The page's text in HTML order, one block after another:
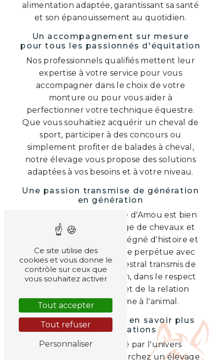
alimentation adaptée, garantissant sa santé
et son épanouissement au quotidien.
Un accompagnement sur mesure
pour tous les passionnés d'équitation
Nos professionnels qualifiés mettent leur
expertise à votre service pour vous
accompagner dans le choix de votre
monture ou pour vous aider à
perfectionner votre technique équestre.
Que vous souhaitiez acquérir un cheval de
sport, participer à des concours ou
simplement profiter de balades à cheval,
notre élevage vous propose des solutions
adaptées à vos besoins et à votre niveau.
Une passion transmise de génération
en génération
Les Destriers du Domaine d'Amou est bien
plus qu'un simple élevage de chevaux et
poneys, c'est un lieu imprégné d'histoire et
de tradition. Notre équipe perpétue avec
fierté un savoir-faire ancestral transmis de
génération en génération, dans le respect
des valeurs équestres et de la relation
unique qui lie l'homme à l'animal.
Contactez-nous pour en savoir plus
sur nos prestations
Si vous êtes passionné par l'univers
équestre et que vous cherchez un élevage
Ce site utilise des
cookies et vous donne le
contrôle sur ceux que
vous souhaitez activer
Tout accepter
Tout refuser
Personnaliser